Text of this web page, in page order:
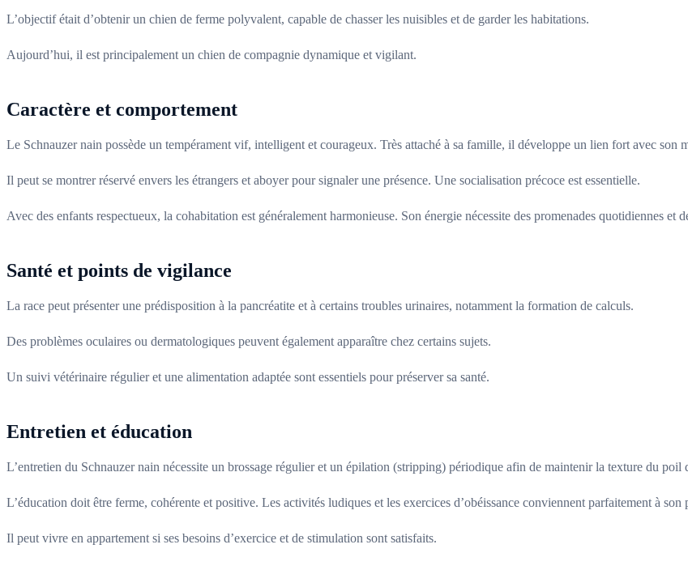
L’objectif était d’obtenir un chien de ferme polyvalent, capable de chasser les nuisibles et de garder les habitations.
Aujourd’hui, il est principalement un chien de compagnie dynamique et vigilant.
Caractère et comportement
Le Schnauzer nain possède un tempérament vif, intelligent et courageux. Très attaché à sa famille, il développe un lien fort avec son
Il peut se montrer réservé envers les étrangers et aboyer pour signaler une présence. Une socialisation précoce est essentielle.
Avec des enfants respectueux, la cohabitation est généralement harmonieuse. Son énergie nécessite des promenades quotidiennes et
Santé et points de vigilance
La race peut présenter une prédisposition à la pancréatite et à certains troubles urinaires, notamment la formation de calculs.
Des problèmes oculaires ou dermatologiques peuvent également apparaître chez certains sujets.
Un suivi vétérinaire régulier et une alimentation adaptée sont essentiels pour préserver sa santé.
Entretien et éducation
L’entretien du Schnauzer nain nécessite un brossage régulier et un épilation (stripping) périodique afin de maintenir la texture du poil
L’éducation doit être ferme, cohérente et positive. Les activités ludiques et les exercices d’obéissance conviennent parfaitement à
Il peut vivre en appartement si ses besoins d’exercice et de stimulation sont satisfaits.